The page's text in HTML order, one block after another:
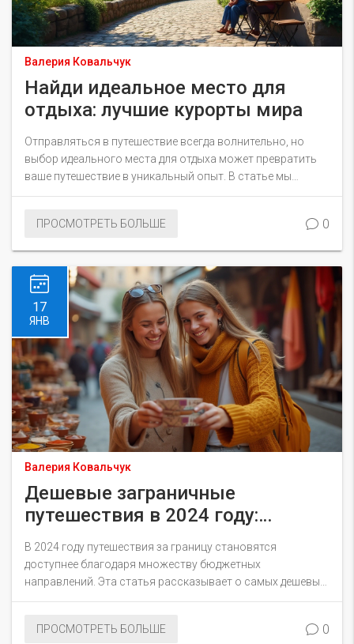
Валерия Ковальчук
Найди идеальное место для
отдыха: лучшие курорты мира
Отправляться в путешествие всегда волнительно, но
выбор идеального места для отдыха может превратить
ваше путешествие в уникальный опыт. В статье мы
рассмотрим самые живописные и популярные курорты
Независимо от ваших предпочтений, от белоснежных
вы найдете полезные советы и рекомендации, чтобы
сделать ваше путешествие незабываемым.
ПРОСМОТРЕТЬ БОЛЬШЕ 0
17
ЯНВ
Валерия Ковальчук
Дешевые заграничные
путешествия в 2024 году:
лучшие направления
В 2024 году путешествия за границу становятся
доступнее благодаря множеству бюджетных
направлений. Эта статья рассказывает о самых дешевых
странах для отдыха, где можно получить максимум
практические советы, чтобы ваш отпуск стал не только
ПРОСМОТРЕТЬ БОЛЬШЕ 0